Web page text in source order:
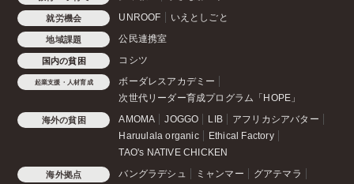
就労機会 UNROOF いえとしごと
地域課題 公民連携室
国内の貧困 コシツ
起業支援・人材育成
ボーダレスアカデミー
次世代リーダー育成プログラム「HOPE」
海外の貧困 AMOMA JOGGO LIB
アフリカシアバター
Haruulala organic
Ethical Factory
TAO's NATIVE CHICKEN
海外拠点 バングラデシュ ミャンマー
グアテマラ